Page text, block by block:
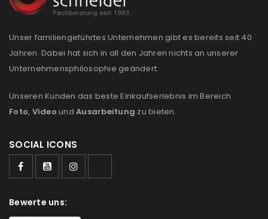
ANMELDEN
Unser familiengeführtes Unternehmen gibt es bereits seit 40
Jahren. Dabei hat sich in all den Jahren nichts an unserer
Unternehmensphilosophie geändert:
Unseren Kunden das beste Einkaufserlebnis im Bereich
Foto, Video und Ausarbeitung zu bieten.
SOCIAL ICONS
Bewerte uns: